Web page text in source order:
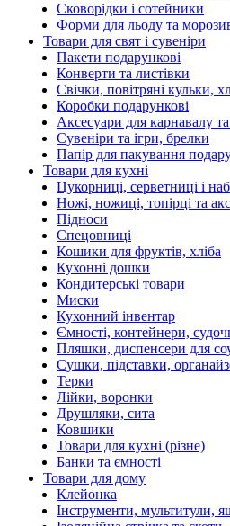
Сковорідки і сотейники
Форми для льоду та
Товари для свят і сувеніри
Пакети подарункові
Конверти та листівки
Свічки, повітряні кульки,
Коробки подарункові
Аксесуари для карнавалу
Сувеніри та ігри, брелки
Папір для пакування
Товари для кухні
Цукорниці, серветниці і
Ножі, ножиці, топірці та
Підноси
Спецовниці
Кошики для фруктів, хліба
Кухонні дошки
Кондитерські товари
Миски
Кухонний інвентар
Ємності, контейнери,
Пляшки, диспенсери для
Сушки, підставки,
Терки
Лійки, воронки
Друшляки, сита
Ковшики
Товари для кухні (різне)
Банки та ємності
Товари для дому
Клейонка
Інструменти, мультитули,